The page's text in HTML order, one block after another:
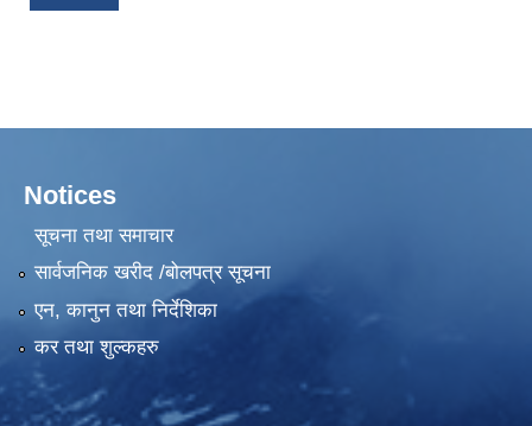
Notices
सूचना तथा समाचार
सार्वजनिक खरीद /बोलपत्र सूचना
एन, कानुन तथा निर्देशिका
कर तथा शुल्कहरु